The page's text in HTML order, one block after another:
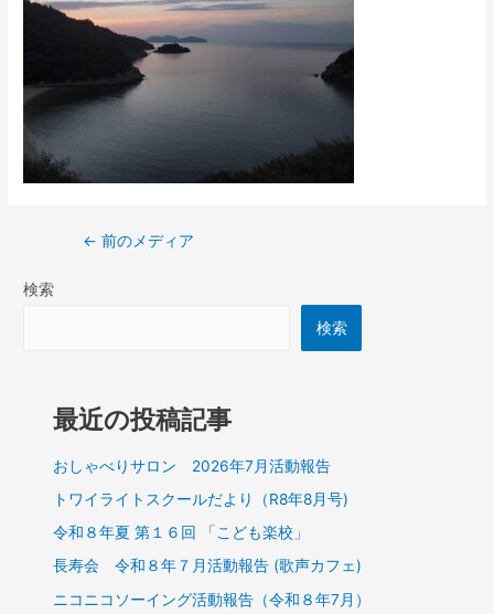
← 前のメディア
検索
検索
最近の投稿記事
おしゃべりサロン 2026年7月活動報告
トワイライトスクールだより（R8年8月号)
令和８年夏 第１６回 「こども楽校」
長寿会 令和８年７月活動報告 (歌声カフェ)
ニコニコソーイング活動報告（令和８年7月）